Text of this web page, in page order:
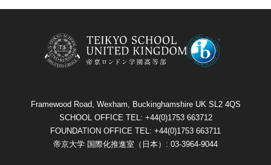
Framewood Road, Wexham, Buckinghamshire UK SL2 4QS
SCHOOL OFFICE TEL: +44(0)1753 663712
FOUNDATION OFFICE TEL: +44(0)1753 663711
帝京大学 国際化推進室（日本）: 03-3964-9044